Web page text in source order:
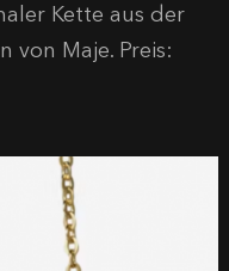
Kette aus der
von Maje. Preis: